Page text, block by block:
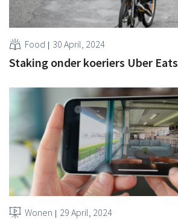
Food 30 April, 2024
Staking onder koeriers Uber Eats
Wonen 29 April, 2024